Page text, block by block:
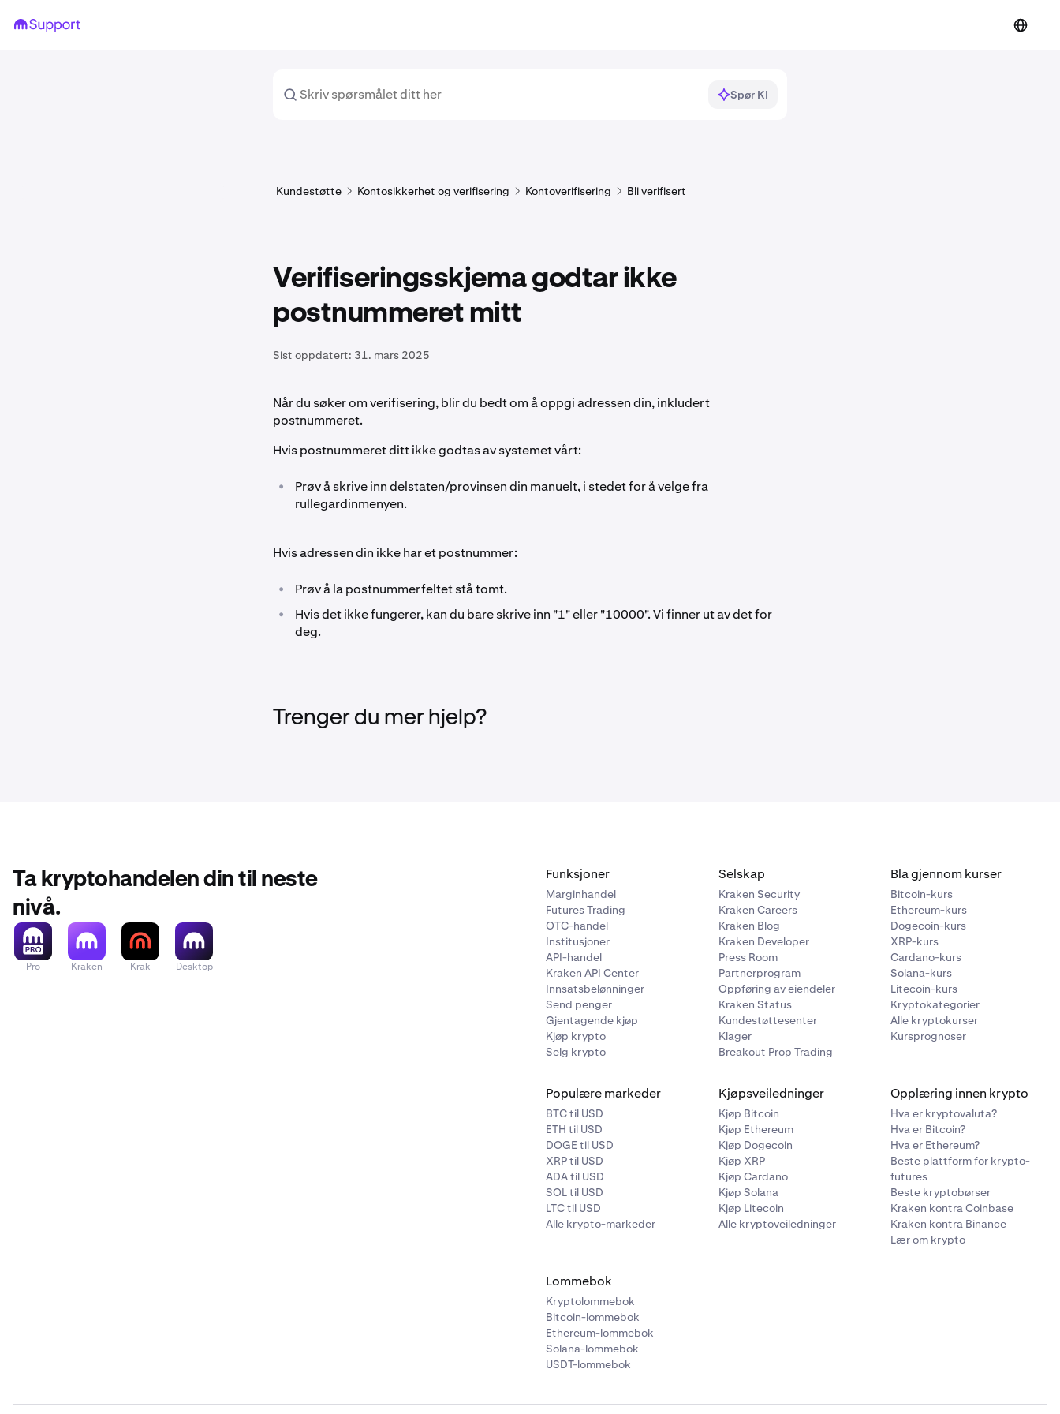
Spør KI
Kundestøtte Kontosikkerhet og verifisering Kontoverifisering Bli verifisert
Verifiseringsskjema godtar ikke
postnummeret mitt
Sist oppdatert: 31. mars 2025
Når du søker om verifisering, blir du bedt om å oppgi adressen din, inkludert
postnummeret.
Hvis postnummeret ditt ikke godtas av systemet vårt:
•
Prøv å skrive inn delstaten/provinsen din manuelt, i stedet for å velge fra
rullegardinmenyen.
Hvis adressen din ikke har et postnummer:
• Prøv å la postnummerfeltet stå tomt.
•
Hvis det ikke fungerer, kan du bare skrive inn "1" eller "10000". Vi finner ut av det for
deg.
Trenger du mer hjelp?
Ta kryptohandelen din til neste
nivå.
Pro Kraken Krak Desktop
Funksjoner
Marginhandel
Futures Trading
OTC-handel
Institusjoner
API-handel
Kraken API Center
Innsatsbelønninger
Send penger
Gjentagende kjøp
Kjøp krypto
Selg krypto
Selskap
Kraken Security
Kraken Careers
Kraken Blog
Kraken Developer
Press Room
Partnerprogram
Oppføring av eiendeler
Kraken Status
Kundestøttesenter
Klager
Breakout Prop Trading
Bla gjennom kurser
Bitcoin-kurs
Ethereum-kurs
Dogecoin-kurs
XRP-kurs
Cardano-kurs
Solana-kurs
Litecoin-kurs
Kryptokategorier
Alle kryptokurser
Kursprognoser
Populære markeder
BTC til USD
ETH til USD
DOGE til USD
XRP til USD
ADA til USD
SOL til USD
LTC til USD
Alle krypto-markeder
Kjøpsveiledninger
Kjøp Bitcoin
Kjøp Ethereum
Kjøp Dogecoin
Kjøp XRP
Kjøp Cardano
Kjøp Solana
Kjøp Litecoin
Alle kryptoveiledninger
Opplæring innen krypto
Hva er kryptovaluta?
Hva er Bitcoin?
Hva er Ethereum?
Beste plattform for krypto-
futures
Beste kryptobørser
Kraken kontra Coinbase
Kraken kontra Binance
Lær om krypto
Lommebok
Kryptolommebok
Bitcoin-lommebok
Ethereum-lommebok
Solana-lommebok
USDT-lommebok